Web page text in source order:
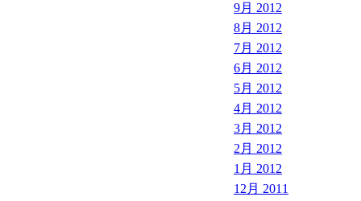
9月 2012
8月 2012
7月 2012
6月 2012
5月 2012
4月 2012
3月 2012
2月 2012
1月 2012
12月 2011